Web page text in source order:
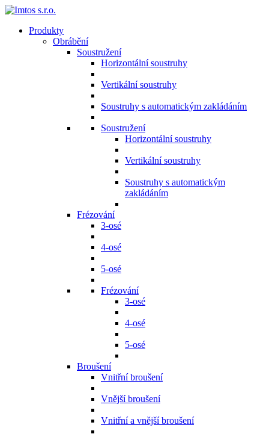
Produkty
Obrábění
Soustružení
Horizontální soustruhy
Vertikální soustruhy
Soustruhy s automatickým zakládáním
Soustružení
Horizontální soustruhy
Vertikální soustruhy
Soustruhy s automatickým
zakládáním
Frézování
3-osé
4-osé
5-osé
Frézování
3-osé
4-osé
5-osé
Broušení
Vnitřní broušení
Vnější broušení
Vnitřní a vnější broušení